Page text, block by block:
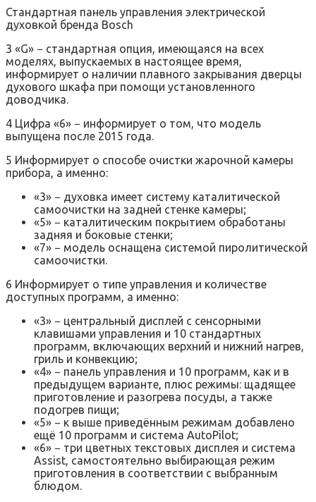
Стандартная панель управления электрической
духовкой бренда Bosch
3 «G» − стандартная опция, имеющаяся на всех
моделях, выпускаемых в настоящее время,
информирует о наличии плавного закрывания дверцы
духового шкафа при помощи установленного
доводчика.
4 Цифра «6» − информирует о том, что модель
выпущена после 2015 года.
5 Информирует о способе очистки жарочной камеры
прибора, а именно:
«3» − духовка имеет систему каталитической
самоочистки на задней стенке камеры;
«5» − каталитическим покрытием обработаны
задняя и боковые стенки;
«7» − модель оснащена системой пиролитической
самоочистки.
6 Информирует о типе управления и количестве
доступных программ, а именно:
«3» − центральный дисплей с сенсорными
клавишами управления и 10 стандартных
программ, включающих верхний и нижний нагрев,
гриль и конвекцию;
«4» − панель управления и 10 программ, как и в
предыдущем варианте, плюс режимы: щадящее
приготовление и разогрева посуды, а также
подогрев пищи;
«5» − к выше приведённым режимам добавлено
ещё 10 программ и система AutoPilot;
«6» − три цветных текстовых дисплея и система
Assist, самостоятельно выбирающая режим
приготовления в соответствии с выбранным
блюдом.